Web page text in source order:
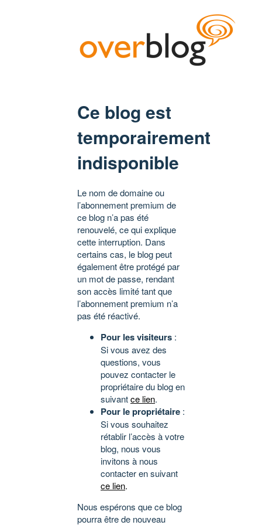
Ce blog est
temporairement
indisponible
Le nom de domaine ou
l’abonnement premium de
ce blog n’a pas été
renouvelé, ce qui explique
cette interruption. Dans
certains cas, le blog peut
également être protégé par
un mot de passe, rendant
son accès limité tant que
l’abonnement premium n’a
pas été réactivé.
Pour les visiteurs :
Si vous avez des
questions, vous
pouvez contacter le
propriétaire du blog en
suivantce lien.
Pour le propriétaire :
Si vous souhaitez
rétablir l’accès à votre
blog, nous vous
invitons à nous
contacter en suivant
ce lien.
Nous espérons que ce blog
pourra être de nouveau